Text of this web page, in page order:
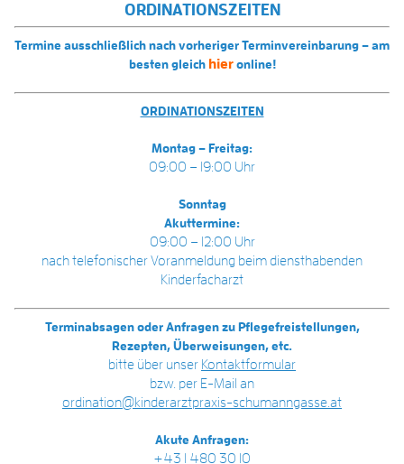
ORDINATIONSZEITEN
Termine ausschließlich nach vorheriger Terminvereinbarung – am
besten gleich hieronline!
ORDINATIONSZEITEN
Montag – Freitag:
09:00 – 19:00 Uhr
Sonntag
Akuttermine:
09:00 – 12:00 Uhr
nach telefonischer Voranmeldung beim diensthabenden
Kinderfacharzt
Terminabsagen oder Anfragen zu Pflegefreistellungen,
Rezepten, Überweisungen, etc.
bitte über unser Kontaktformular
bzw. per E-Mail an
ordination@kinderarztpraxis-schumanngasse.at
Akute Anfragen:
+43 1 480 30 10